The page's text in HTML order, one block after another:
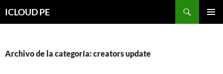
hacia
ICLOUD PE
Archivo de la categoría: creators update